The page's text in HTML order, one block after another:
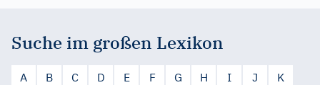
Suche im großen Lexikon
A B C D E F G H I J
K